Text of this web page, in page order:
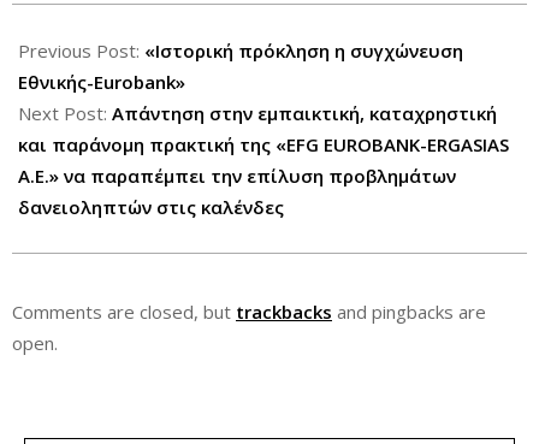
10-
09
Previous Post: «Ιστορική πρόκληση η συγχώνευση
Εθνικής-Eurobank»
Next Post: Απάντηση στην εμπαικτική, καταχρηστική
και παράνομη πρακτική της «EFG EUROBANK-ERGASIAS
A.E.» να παραπέμπει την επίλυση προβλημάτων
δανειοληπτών στις καλένδες
Comments are closed, but trackbacks and pingbacks are
open.